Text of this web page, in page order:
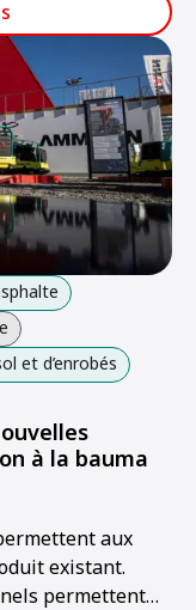
customers across
et d’enrobés
à la bauma
aux
existant.
permettent